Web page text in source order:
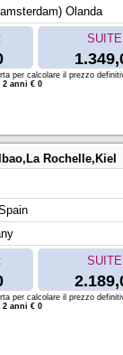
Olanda
per calcolare il prezzo
anni € 0
Rochelle,Kiel
per calcolare il prezzo
anni € 0